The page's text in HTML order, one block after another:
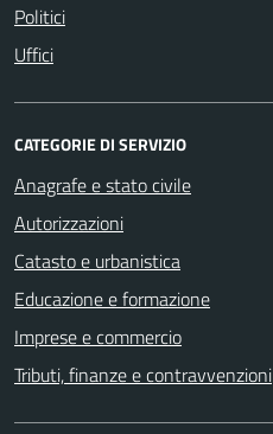
Politici
Uffici
CATEGORIE DI SERVIZIO
Anagrafe e stato civile
Autorizzazioni
Catasto e urbanistica
Educazione e formazione
Imprese e commercio
Tributi, finanze e contravvenzioni